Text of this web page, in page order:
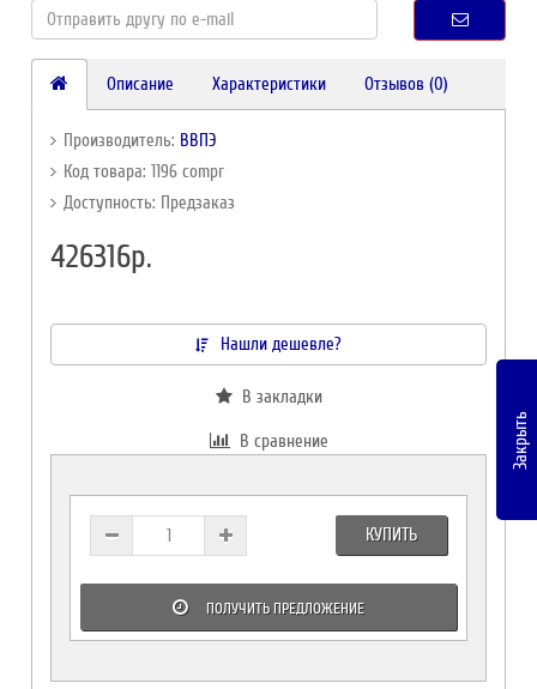
Описание Характеристики Отзывов (0)
Производитель: ВВПЭ
Код товара: 1196 compr
Доступность: Предзаказ
426316р.
Нашли дешевле?
В закладки
В сравнение
КУПИТЬ
ПОЛУЧИТЬ ПРЕДЛОЖЕНИЕ
Закрыть